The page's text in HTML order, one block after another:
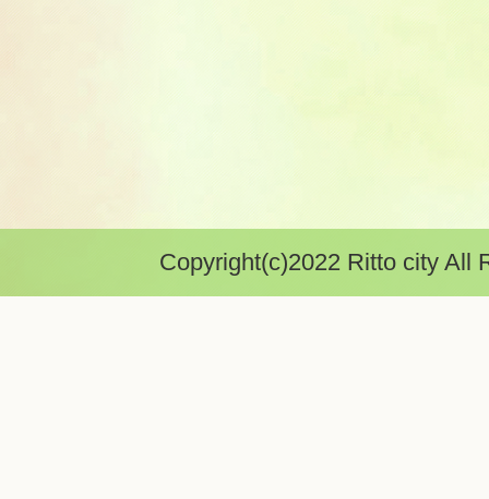
Copyright(c)2022 Ritto city All